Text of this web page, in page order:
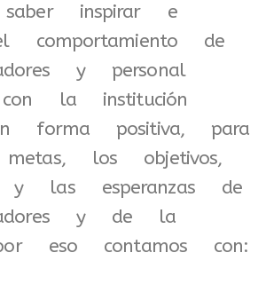
inspirar e
comportamiento de
y personal
con la institución
forma positiva, para
los objetivos,
y las esperanzas de
y de la
eso contamos con: